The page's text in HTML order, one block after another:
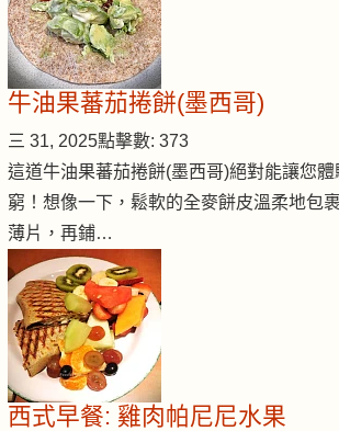
牛油果蕃茄捲餅(墨西哥)
三 31, 2025點擊數: 373
這道牛油果蕃茄捲餅(墨西哥)絕對能讓您
窮！想像一下，鬆軟的全麥餅皮溫柔地包
薄片，再鋪…
西式早餐: 雞肉帕尼尼水果